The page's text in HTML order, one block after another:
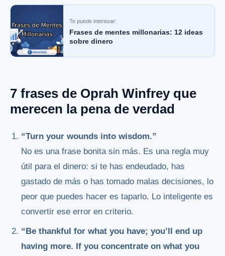
Te puede interesar:
Frases de mentes millonarias: 12 ideas
sobre dinero
7 frases de Oprah Winfrey que
merecen la pena de verdad
“Turn your wounds into wisdom.”
No es una frase bonita sin más. Es una regla muy
útil para el dinero: si te has endeudado, has
gastado de más o has tomado malas decisiones, lo
peor que puedes hacer es taparlo. Lo inteligente es
convertir ese error en criterio.
“Be thankful for what you have; you’ll end up
having more. If you concentrate on what you